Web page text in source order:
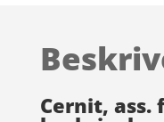
kundebedøm
Cernit, ass.